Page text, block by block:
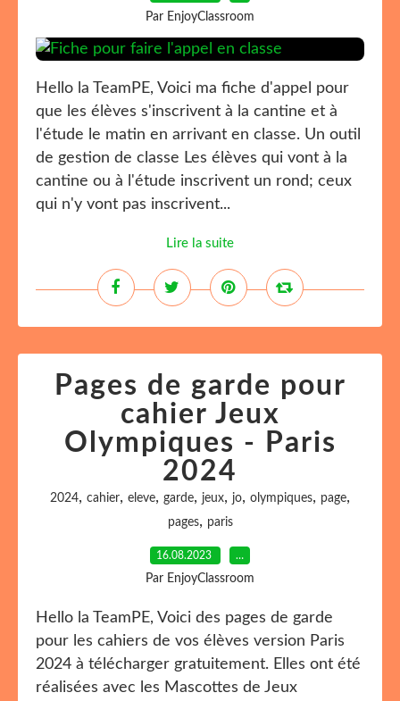
Par EnjoyClassroom
Hello la TeamPE, Voici ma fiche d'appel pour
que les élèves s'inscrivent à la cantine et à
l'étude le matin en arrivant en classe. Un outil
de gestion de classe Les élèves qui vont à la
cantine ou à l'étude inscrivent un rond; ceux
qui n'y vont pas inscrivent...
Lire la suite
Pages de garde pour
cahier Jeux
Olympiques - Paris
2024
2024, cahier, eleve, garde, jeux, jo, olympiques, page,
pages, paris
16.08.2023 …
Par EnjoyClassroom
Hello la TeamPE, Voici des pages de garde
pour les cahiers de vos élèves version Paris
2024 à télécharger gratuitement. Elles ont été
réalisées avec les Mascottes de Jeux